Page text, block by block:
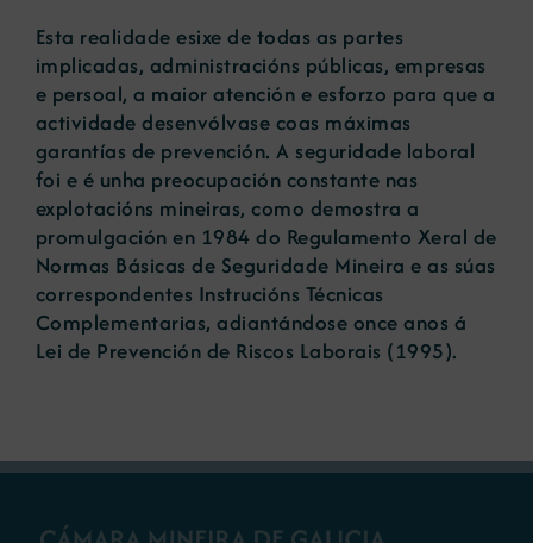
Esta realidade esixe de todas as partes
implicadas, administracións públicas, empresas
e persoal, a maior atención e esforzo para que a
actividade desenvólvase coas máximas
garantías de prevención. A seguridade laboral
foi e é unha preocupación constante nas
explotacións mineiras, como demostra a
promulgación en 1984 do Regulamento Xeral de
Normas Básicas de Seguridade Mineira e as súas
correspondentes Instrucións Técnicas
Complementarias, adiantándose once anos á
Lei de Prevención de Riscos Laborais (1995).